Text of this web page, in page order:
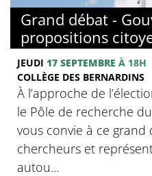
Grand débat -
propositions
JEUDI 17 SEPTEMBRE À 18H
COLLÈGE DES BERNARDINS
À l’approche de
le Pôle de recherche
vous convie à ce
chercheurs et
autou...